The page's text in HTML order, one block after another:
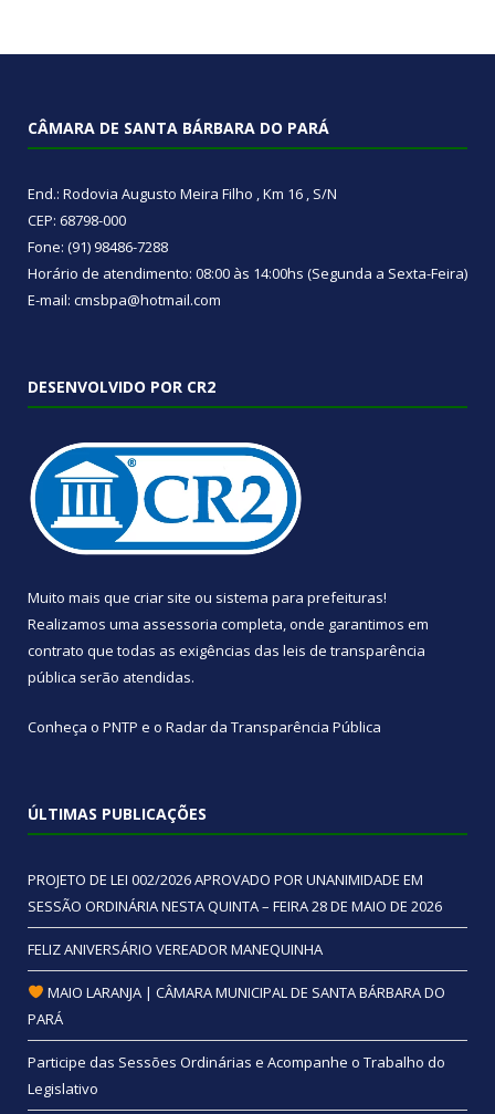
CÂMARA DE SANTA BÁRBARA DO PARÁ
End.: Rodovia Augusto Meira Filho , Km 16 , S/N
CEP: 68798-000
Fone: (91) 98486-7288
Horário de atendimento: 08:00 às 14:00hs (Segunda a Sexta-Feira)
E-mail: cmsbpa@hotmail.com
DESENVOLVIDO POR CR2
Muito mais que criar site ou sistema para prefeituras!
Realizamos uma assessoria completa, onde garantimos em
contrato que todas as exigências das leis de transparência
pública serão atendidas.
Conheça o PNTP e o Radar da Transparência Pública
ÚLTIMAS PUBLICAÇÕES
PROJETO DE LEI 002/2026 APROVADO POR UNANIMIDADE EM
SESSÃO ORDINÁRIA NESTA QUINTA – FEIRA 28 DE MAIO DE 2026
FELIZ ANIVERSÁRIO VEREADOR MANEQUINHA
MAIO LARANJA | CÂMARA MUNICIPAL DE SANTA BÁRBARA DO
PARÁ
Participe das Sessões Ordinárias e Acompanhe o Trabalho do
Legislativo